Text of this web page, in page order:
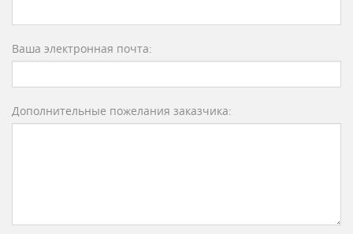
Ваша электронная почта:
Дополнительные пожелания заказчика: